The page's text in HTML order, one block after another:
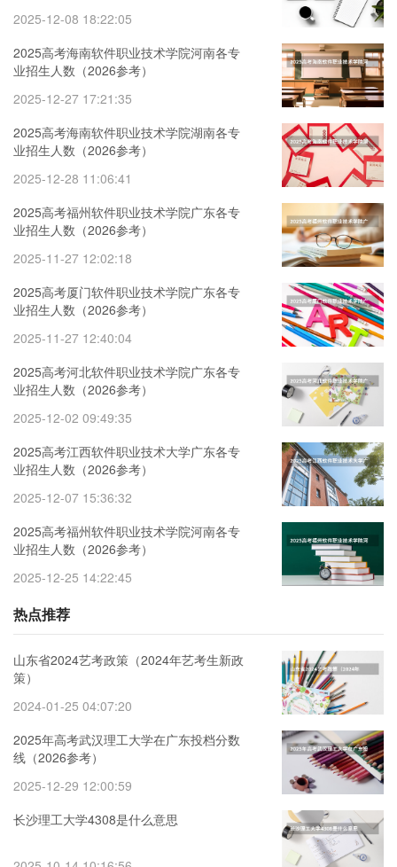
2025-12-08 18:22:05
2025高考海南软件职业技术学院河南各专
业招生人数（2026参考）
2025-12-27 17:21:35
2025高考海南软件职业技术学院湖南各专
业招生人数（2026参考）
2025-12-28 11:06:41
2025高考福州软件职业技术学院广东各专
业招生人数（2026参考）
2025-11-27 12:02:18
2025高考厦门软件职业技术学院广东各专
业招生人数（2026参考）
2025-11-27 12:40:04
2025高考河北软件职业技术学院广东各专
业招生人数（2026参考）
2025-12-02 09:49:35
2025高考江西软件职业技术大学广东各专
业招生人数（2026参考）
2025-12-07 15:36:32
2025高考福州软件职业技术学院河南各专
业招生人数（2026参考）
2025-12-25 14:22:45
热点推荐
山东省2024艺考政策（2024年艺考生新政
策）
2024-01-25 04:07:20
2025年高考武汉理工大学在广东投档分数
线（2026参考）
2025-12-29 12:00:59
长沙理工大学4308是什么意思